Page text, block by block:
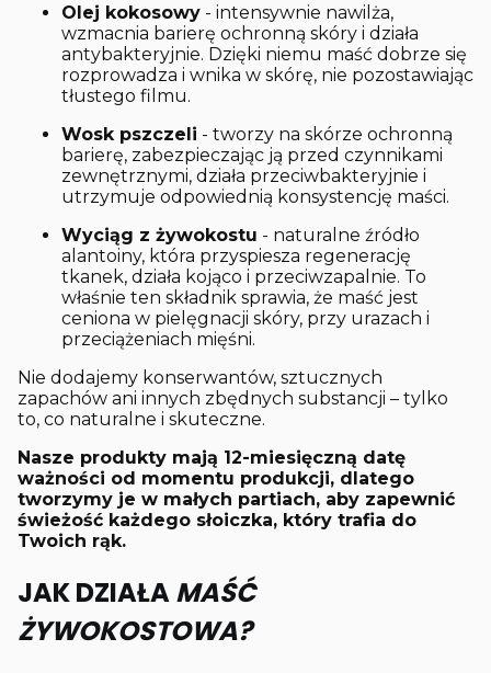
Olej kokosowy - intensywnie nawilża,
wzmacnia barierę ochronną skóry i działa
antybakteryjnie. Dzięki niemu maść dobrze się
rozprowadza i wnika w skórę, nie pozostawiając
tłustego filmu.
Wosk pszczeli - tworzy na skórze ochronną
barierę, zabezpieczając ją przed czynnikami
zewnętrznymi, działa przeciwbakteryjnie i
utrzymuje odpowiednią konsystencję maści.
Wyciąg z żywokostu - naturalne źródło
alantoiny, która przyspiesza regenerację
tkanek, działa kojąco i przeciwzapalnie. To
właśnie ten składnik sprawia, że maść jest
ceniona w pielęgnacji skóry, przy urazach i
przeciążeniach mięśni.
Nie dodajemy konserwantów, sztucznych
zapachów ani innych zbędnych substancji – tylko
to, co naturalne i skuteczne.
Nasze produkty mają 12-miesięczną datę
ważności od momentu produkcji, dlatego
tworzymy je w małych partiach, aby zapewnić
świeżość każdego słoiczka, który trafia do
Twoich rąk.
JAK DZIAŁAMAŚĆ
ŻYWOKOSTOWA?